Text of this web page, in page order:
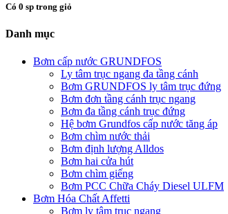
Có 0 sp trong giỏ
Danh mục
Bơm cấp nước GRUNDFOS
Ly tâm trục ngang đa tầng cánh
Bơm GRUNDFOS ly tâm trục đứng
Bơm đơn tầng cánh trục ngang
Bơm đa tầng cánh trục đứng
Hệ bơm Grundfos cấp nước tăng áp
Bơm chìm nước thải
Bơm định lượng Alldos
Bơm hai cửa hút
Bơm chìm giếng
Bơm PCC Chữa Cháy Diesel ULFM
Bơm Hóa Chất Affetti
Bơm ly tâm trục ngang